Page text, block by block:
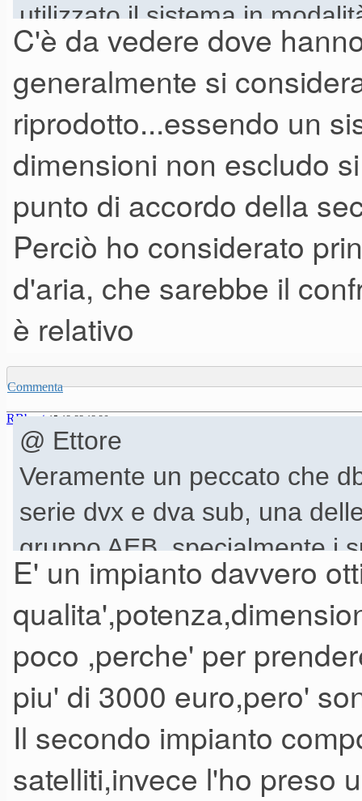
utilizzato il sistema in
il taglio di crossover.
C'è da vedere dove
generalmente si
riprodotto...essendo un
dimensioni non escludo
punto di accordo della
Perciò ho considerato
d'aria, che sarebbe il
è relativo
Commenta
RBbeat 15-12-23 13.26
@ Ettore
Veramente un peccato che
serie dvx e dva sub, una
gruppo AEB, specialmente i
caricamento in passabanda,
E' un impianto davvero
poco ,perche' per
piu' di 3000 euro,pero'
Il secondo impianto
satelliti,invece l'ho preso